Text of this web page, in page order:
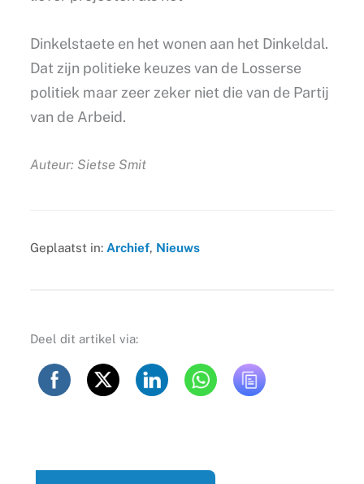
Dinkelstaete en het wonen aan het Dinkeldal.
Dat zijn politieke keuzes van de Losserse
politiek maar zeer zeker niet die van de Partij
van de Arbeid.
Auteur: Sietse Smit
Geplaatst in: Archief, Nieuws
Deel dit artikel via: